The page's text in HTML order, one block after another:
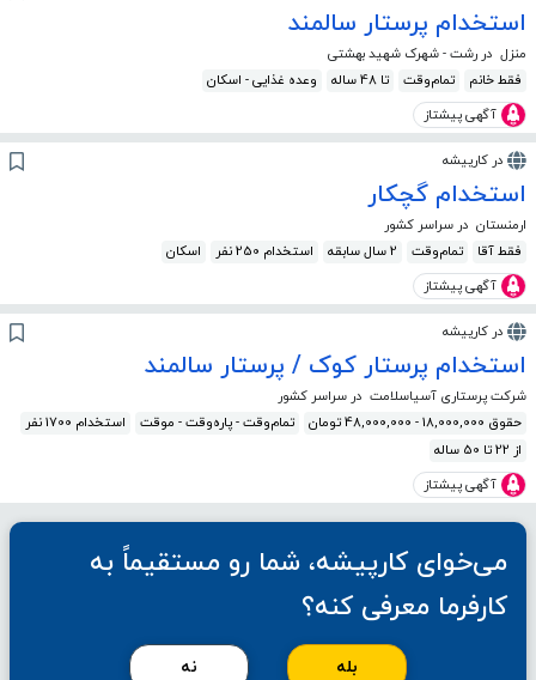
استخدام پرستار سالمند
منزل در رشت - شهرک شهید بهشتی
فقط خانم
تمام‌وقت تا 48 ساله
وعده غذایی - اسکان
آگهی پیشتاز
در کارپیشه
استخدام گچکار
ارمنستان در سراسر کشور
فقط آقا
تمام‌وقت 2 سال سابقه استخدام 250 نفر
اسکان
آگهی پیشتاز
در کارپیشه
استخدام پرستار کوک / پرستار سالمند
شرکت پرستاری آسیاسلامت در سراسر کشور
حقوق 18,000,000 - 48,000,000 تومان
تمام‌وقت - پاره‌وقت - موقت
استخدام 1700 نفر
از 22 تا 50 ساله
آگهی پیشتاز
می‌خوای کارپیشه، شما رو مستقیماً به
کارفرما معرفی کنه؟
بله نه